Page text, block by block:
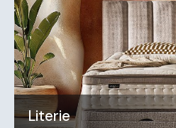
Literie